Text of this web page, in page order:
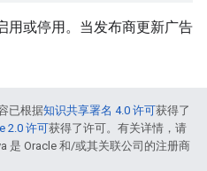
用或停用。当发布商更新广告
已根据知识共享署名 4.0 许可获得了
2.0 许可获得了许可。有关详情，请
是 Oracle 和/或其关联公司的注册商